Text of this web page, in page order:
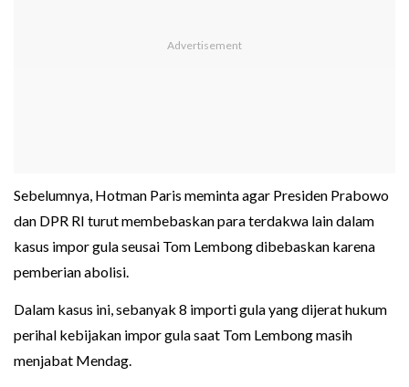
Sebelumnya, Hotman Paris meminta agar Presiden Prabowo
dan DPR RI turut membebaskan para terdakwa lain dalam
kasus impor gula seusai Tom Lembong dibebaskan karena
pemberian abolisi.
Dalam kasus ini, sebanyak 8 importi gula yang dijerat hukum
perihal kebijakan impor gula saat Tom Lembong masih
menjabat Mendag.